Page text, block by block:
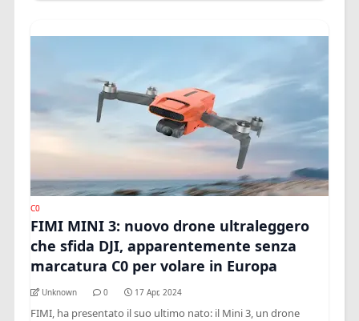
C0
FIMI MINI 3: nuovo drone ultraleggero
che sfida DJI, apparentemente senza
marcatura C0 per volare in Europa
Unknown 0 17 Apr, 2024
FIMI, ha presentato il suo ultimo nato: il Mini 3, un drone